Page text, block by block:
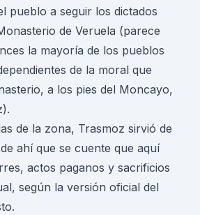
pueblo a seguir los dictados
de Veruela (parece
la mayoría de los pueblos
de la moral que
a los pies del Moncayo,
de la zona, Trasmoz sirvió de
ahí que se cuente que aquí
actos paganos y sacrificios
según la versión oficial del